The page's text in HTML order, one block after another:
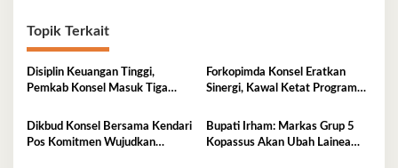
Topik Terkait
Disiplin Keuangan Tinggi,
Pemkab Konsel Masuk Tiga
Penghargaan PT Taspen
Forkopimda Konsel Eratkan
Sinergi, Kawal Ketat Program
Dikbud Konsel Bersama Kendari
Pos Komitmen Wujudkan
Bupati Irham: Markas Grup 5
Kopassus Akan Ubah Lainea